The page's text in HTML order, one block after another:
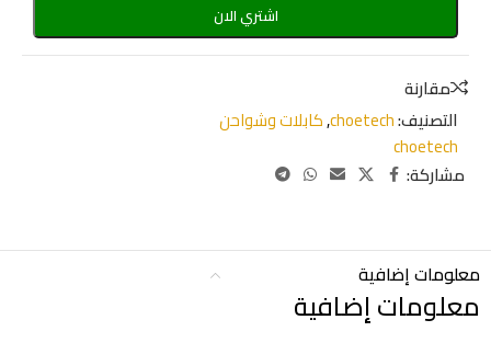
اشتري الان
مقارنة
التصنيف:choetech
,كابلات وشواحن
choetech
مشاركة:
معلومات إضافية
معلومات إضافية